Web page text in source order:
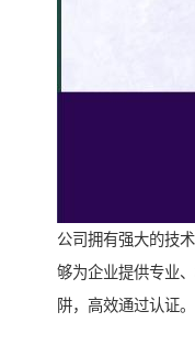
公司拥有强大的技
够为企业提供专业
阱，高效通过认证。